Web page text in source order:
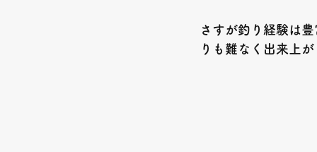
さすが釣り経験は
りも難なく出来上